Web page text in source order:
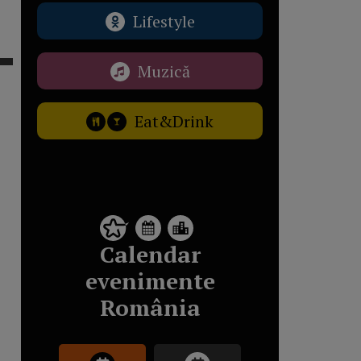
Lifestyle
Muzică
Eat&Drink
Calendar
evenimente
România